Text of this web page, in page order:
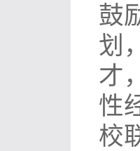
鼓
划
才
性
校